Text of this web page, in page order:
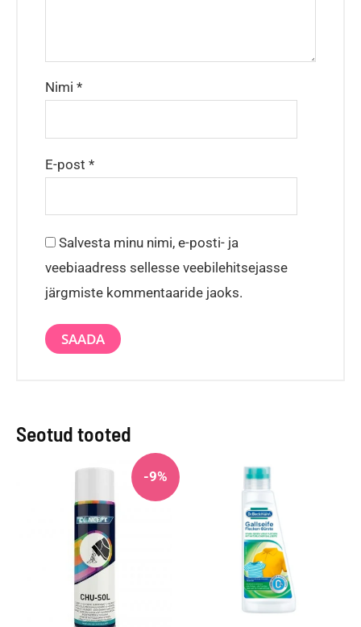
Nimi *
E-post *
Salvesta minu nimi, e-posti- ja
veebiaadress sellesse veebilehitsejasse
järgmiste kommentaaride jaoks.
Seotud tooted
-9%